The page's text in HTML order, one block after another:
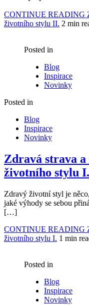
CONTINUE READING
životního stylu II. 2 min
Posted in
Blog
Inspirace
Novinky
Posted in
Blog
Inspirace
Novinky
Zdravá strava
životního stylu I.
Zdravý životní styl je
jaké výhody se sebou
[…]
CONTINUE READING
životního stylu I. 1 min
Posted in
Blog
Inspirace
Novinky